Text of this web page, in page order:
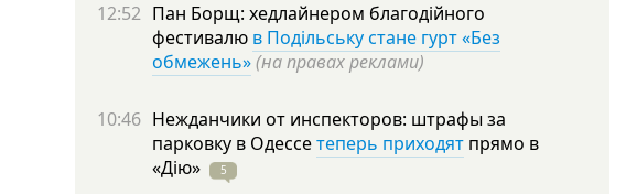
12:52 Пан Борщ: хедлайнером благодійного
фестивалю в Подільську стане гурт «Без
обмежень»(на правах реклами)
10:46 Нежданчики от инспекторов: штрафы за
парковку в Одессетеперь приходят прямо в
«Дію»
5